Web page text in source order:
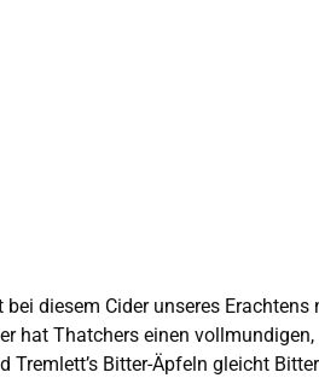
Bitter-Äpfeln gleicht